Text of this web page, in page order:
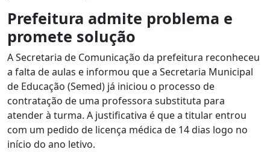
Prefeitura admite problema e
promete solução
A Secretaria de Comunicação da prefeitura reconheceu
a falta de aulas e informou que a Secretaria Municipal
de Educação (Semed) já iniciou o processo de
contratação de uma professora substituta para
atender à turma. A justificativa é que a titular entrou
com um pedido de licença médica de 14 dias logo no
início do ano letivo.